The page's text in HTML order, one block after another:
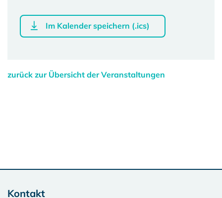
Im Kalender speichern (.ics)
zurück zur Übersicht der Veranstaltungen
Kontakt